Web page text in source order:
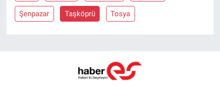
Şenpazar Taşköprü Tosya